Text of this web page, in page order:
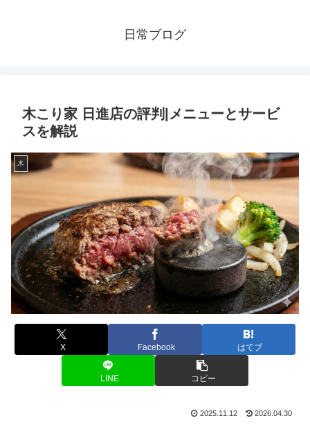
日常ブログ
木こり家 日進店の評判|メニューとサービ
スを解説
木
X Facebook はてブ
LINE コピー
2025.11.12 2026.04.30